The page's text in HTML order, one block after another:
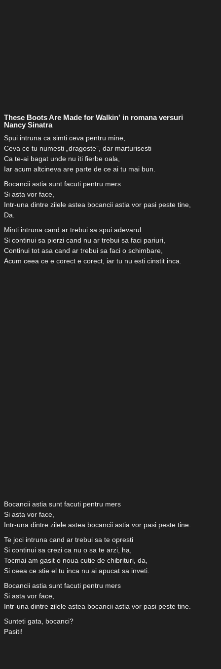
These Boots Are Made for Walkin' in romana versuri
Nancy Sinatra
Spui intruna ca simti ceva pentru mine,
Ceva ce tu numesti „dragoste”, dar marturisesti
Ca te-ai bagat unde nu iti fierbe oala,
Iar acum altcineva are parte de ce ai tu mai bun.
Bocancii astia sunt facuti pentru mers
Si asta vor face,
Intr-una dintre zilele astea bocancii astia vor pasi peste tine,
Da.
Minti intruna cand ar trebui sa spui adevarul
Si continui sa pierzi cand nu ar trebui sa faci pariuri,
Continui tot asa cand ar trebui sa faci o schimbare,
Acum ceea ce e corect e corect, iar tu nu esti cinstit inca.
Bocancii astia sunt facuti pentru mers
Si asta vor face,
Intr-una dintre zilele astea bocancii astia vor pasi peste tine.
Te joci intruna cand ar trebui sa te opresti
Si continui sa crezi ca nu o sa te arzi, ha,
Tocmai am gasit o noua cutie de chibrituri, da,
Si ceea ce stie el tu inca nu ai apucat sa inveti.
Bocancii astia sunt facuti pentru mers
Si asta vor face,
Intr-una dintre zilele astea bocancii astia vor pasi peste tine.
Sunteti gata, bocanci?
Pasiti!